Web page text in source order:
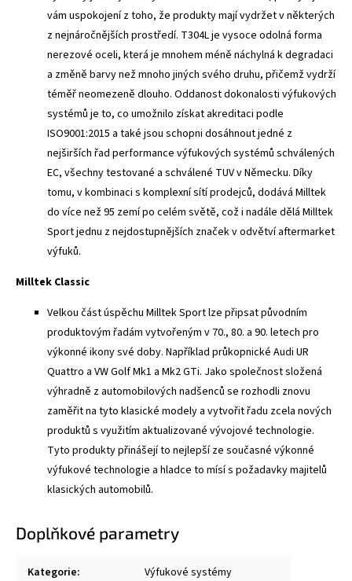
vám uspokojení z toho, že produkty mají vydržet v některých
z nejnáročnějších prostředí. T304L je vysoce odolná forma
nerezové oceli, která je mnohem méně náchylná k degradaci
a změně barvy než mnoho jiných svého druhu, přičemž vydrží
téměř neomezeně dlouho. Oddanost dokonalosti výfukových
systémů je to, co umožnilo získat akreditaci podle
ISO9001:2015 a také jsou schopni dosáhnout jedné z
nejširších řad performance výfukových systémů schválených
EC, všechny testované a schválené TUV v Německu. Díky
tomu, v kombinaci s komplexní sítí prodejců, dodává Milltek
do více než 95 zemí po celém světě, což i nadále dělá Milltek
Sport jednu z nejdostupnějších značek v odvětví aftermarket
výfuků.
Milltek Classic
Velkou část úspěchu Milltek Sport lze připsat původním
produktovým řadám vytvořeným v 70., 80. a 90. letech pro
výkonné ikony své doby. Například průkopnické Audi UR
Quattro a VW Golf Mk1 a Mk2 GTi. Jako společnost složená
výhradně z automobilových nadšenců se rozhodli znovu
zaměřit na tyto klasické modely a vytvořit řadu zcela nových
produktů s využitím aktualizované vývojové technologie.
Tyto produkty přinášejí to nejlepší ze současné výkonné
výfukové technologie a hladce to mísí s požadavky majitelů
klasických automobilů.
Doplňkové parametry
Kategorie: Výfukové systémy